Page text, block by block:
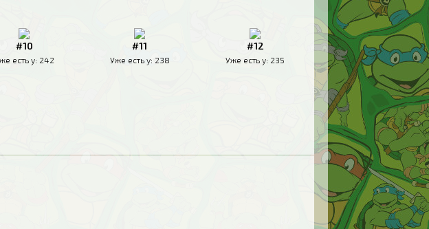
#10
есть у: 242
#11
Уже есть у: 238
#12
Уже есть у: 235